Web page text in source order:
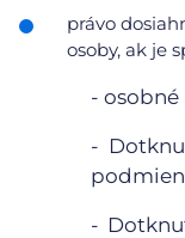
právo
osoby, ak je
- osobné
-
-